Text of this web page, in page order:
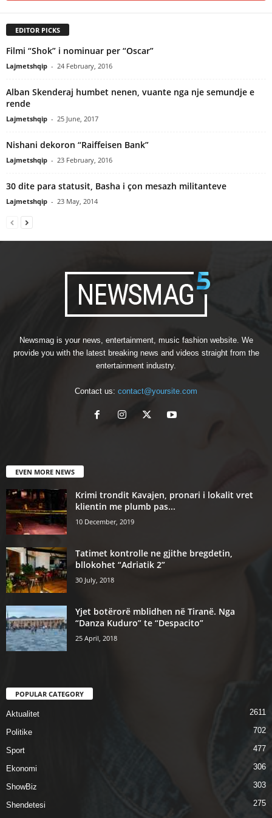
EDITOR PICKS
Filmi “Shok” i nominuar per “Oscar”
Lajmetshqip - 24 February, 2016
Alban Skenderaj humbet nenen, vuante nga nje semundje e
rende
Lajmetshqip - 25 June, 2017
Nishani dekoron “Raiffeisen Bank”
Lajmetshqip - 23 February, 2016
30 dite para statusit, Basha i çon mesazh militanteve
Lajmetshqip - 23 May, 2014
Newsmag is your news, entertainment, music fashion website. We
provide you with the latest breaking news and videos straight from the
entertainment industry.
Contact us: contact@yoursite.com
EVEN MORE NEWS
Krimi trondit Kavajen, pronari i lokalit vret
klientin me plumb pas...
10 December, 2019
Tatimet kontrolle ne gjithe bregdetin,
bllokohet “Adriatik 2”
30 July, 2018
Yjet botërorë mblidhen në Tiranë. Nga
“Danza Kuduro” te “Despacito”
25 April, 2018
POPULAR CATEGORY
Aktualitet 2611
Politike 702
Sport 477
Ekonomi 306
ShowBiz 303
Shendetesi
275